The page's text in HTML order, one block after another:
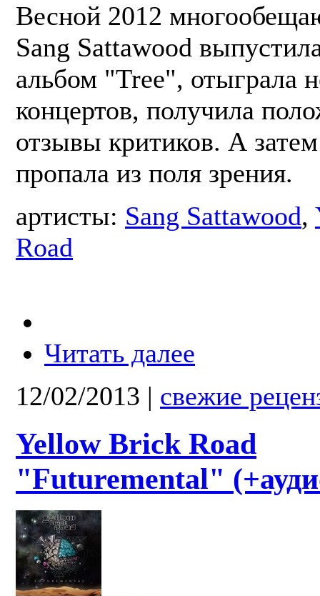
Весной 2012
Sang Sattawood
альбом "Tree", отыграла
концертов, получила
отзывы критиков. А
пропала из поля зрения.
артисты: Sang Sattawood,
Road
Читать далее
12/02/2013 | свежие
Yellow Brick Road
"Futuremental"